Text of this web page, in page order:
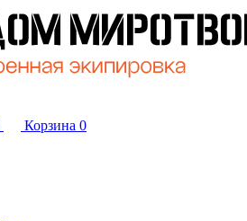
Корзина 0